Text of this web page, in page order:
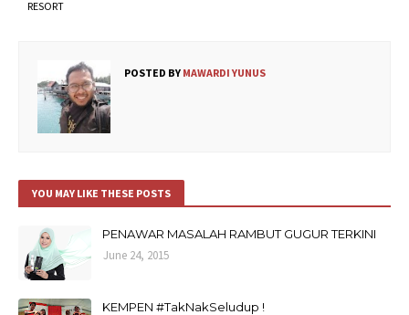
RESORT
POSTED BY MAWARDI YUNUS
YOU MAY LIKE THESE POSTS
PENAWAR MASALAH RAMBUT GUGUR TERKINI
June 24, 2015
KEMPEN #TakNakSeludup !